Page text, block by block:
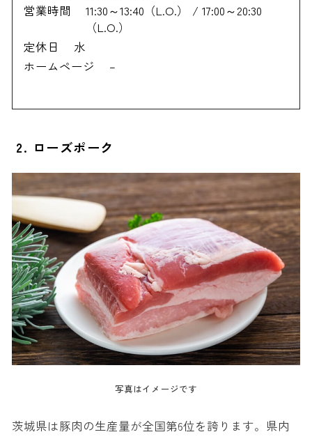
営業時間
11:30～13:40（L.O.） / 17:00～20:30
（L.O.）
定休日
水
ホームページ
–
2. ローズポーク
写真はイメージです
茨城県は豚肉の生産量が全国第6位を誇ります。県内